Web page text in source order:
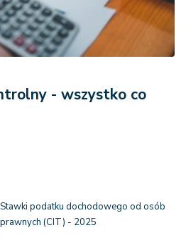
- wszystko co
Stawki podatku dochodowego od osób
prawnych (CIT) - 2025